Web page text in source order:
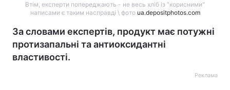
Втім, експерти попереджають - не весь хліб із "корисними"
написами є таким насправді \ фото ua.depositphotos.com
За словами експертів, продукт має потужні
протизапальні та антиоксидантні
властивості.
Реклама